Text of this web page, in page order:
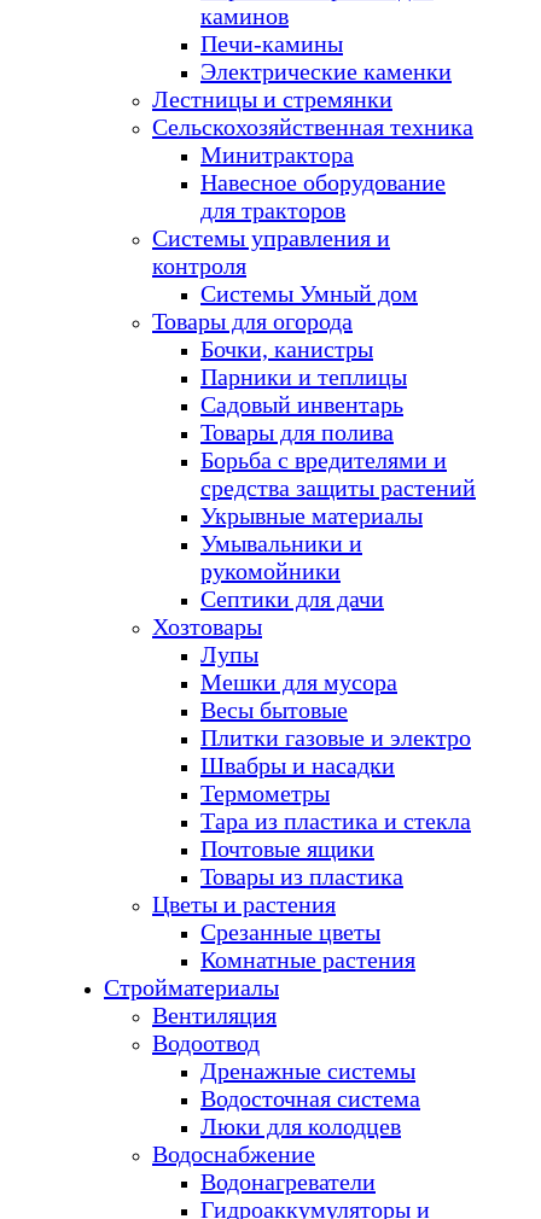
каминов
Печи-камины
Электрические каменки
Лестницы и стремянки
Сельскохозяйственная техника
Минитрактора
Навесное оборудование
для тракторов
Системы управления и
контроля
Системы Умный дом
Товары для огорода
Бочки, канистры
Парники и теплицы
Садовый инвентарь
Товары для полива
Борьба с вредителями и
средства защиты растений
Укрывные материалы
Умывальники и
рукомойники
Септики для дачи
Хозтовары
Лупы
Мешки для мусора
Весы бытовые
Плитки газовые и электро
Швабры и насадки
Термометры
Тара из пластика и стекла
Почтовые ящики
Товары из пластика
Цветы и растения
Срезанные цветы
Комнатные растения
Стройматериалы
Вентиляция
Водоотвод
Дренажные системы
Водосточная система
Люки для колодцев
Водоснабжение
Водонагреватели
Гидроаккумуляторы и